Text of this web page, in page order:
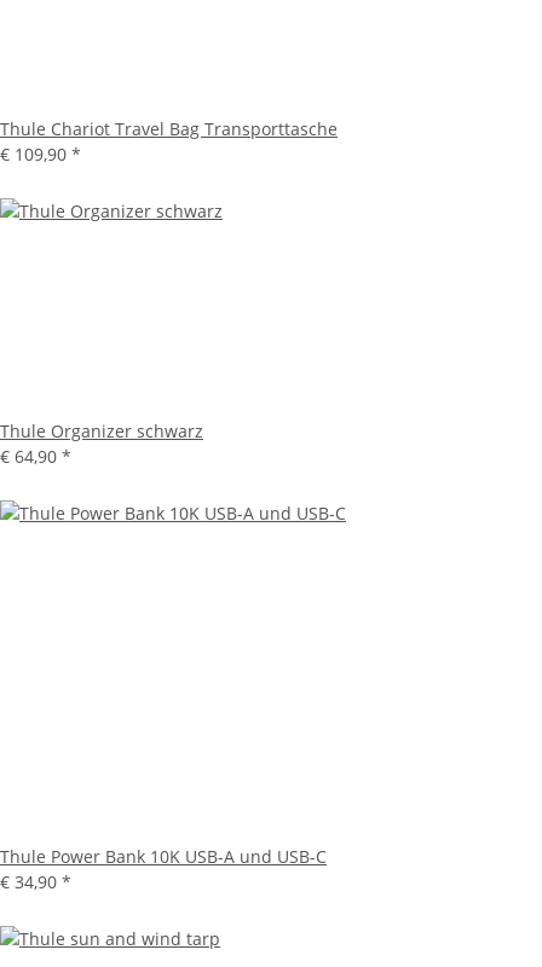
Thule Chariot Travel Bag Transporttasche
€ 109,90 *
Thule Organizer schwarz
€ 64,90 *
Thule Power Bank 10K USB-A und USB-C
€ 34,90 *